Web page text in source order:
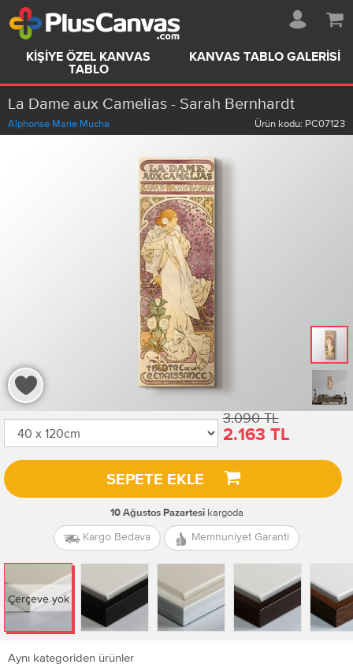
KIŞIYE ÖZEL KANVAS
TABLO
KANVAS TABLO GALERISI
La Dame aux Camelias - Sarah Bernhardt
Alphonse Marie Mucha Ürün kodu: PC07123
3.090 TL
2.163 TL
SEPETE EKLE
10 Ağustos Pazartesikargoda
Kargo Bedava Memnuniyet Garanti
Çerçeve yok
Aynı kategoriden ürünler